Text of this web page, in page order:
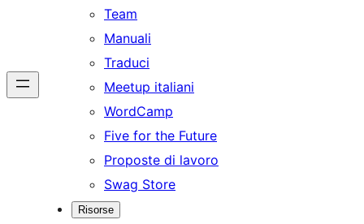
Team
Manuali
Traduci
Meetup italiani
WordCamp
Five for the Future
Proposte di lavoro
Swag Store
Risorse